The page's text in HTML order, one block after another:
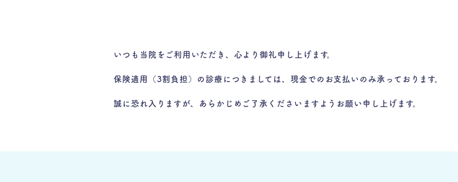
いつも当院をご利用いただき、心より御礼申し上げます。
保険適用（3割負担）の診療につきましては、 現金でのお支払いのみ承っております。
誠に恐れ入りますが、あらかじめご了承くださいますようお願い申し上げます。